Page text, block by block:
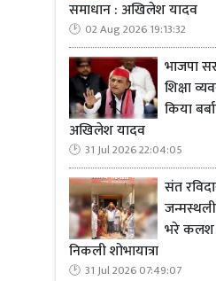
समाधान : अखिलेश यादव
02 Aug 2026 19:13:32
भाजपा
शिक्षा
किया
अखिलेश यादव
31 Jul 2026 22:04:05
संत
जन्मस्थली
भरे
निकली शोभायात्रा
31 Jul 2026 07:49:07